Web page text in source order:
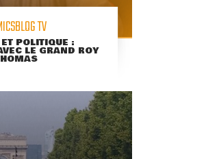
TV
POLITIQUE :
LE GRAND ROY